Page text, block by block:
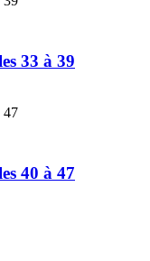
33 à 39
40 à 47